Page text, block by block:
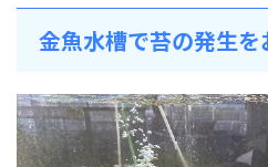
金魚水槽で苔の発生